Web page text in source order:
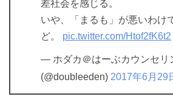
差社会を感じる。
いや、「まるも」が悪いわけ
ど。 pic.twitter.com/Htof2fK6t2
— ホダカ＠はーぶカウンセリ
(@doubleeden) 2017年6月29